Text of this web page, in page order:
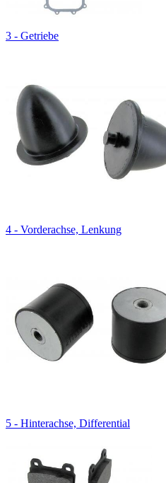
3 - Getriebe
4 - Vorderachse, Lenkung
5 - Hinterachse, Differential